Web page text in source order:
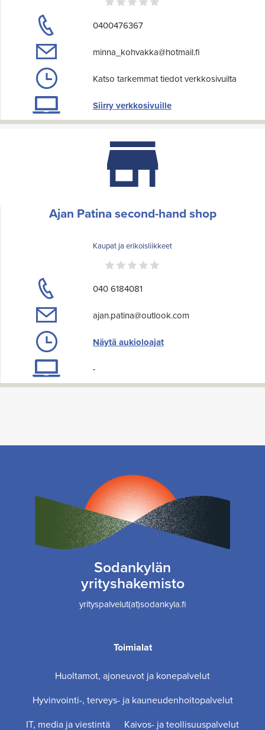
0400476367
minna_kohvakka@hotmail.fi
Katso tarkemmat tiedot verkkosivuilta
Siirry verkkosivuille
Ajan Patina second-hand shop
Kaupat ja erikoisliikkeet
040 6184081
ajan.patina@outlook.com
Näytä aukioloajat
-
Sodankylän
yrityshakemisto
yrityspalvelut(at)sodankyla.fi
Toimialat
Huoltamot, ajoneuvot ja konepalvelut
Hyvinvointi-, terveys- ja kauneudenhoitopalvelut
IT, media ja viestintä
Kaivos- ja teollisuuspalvelut